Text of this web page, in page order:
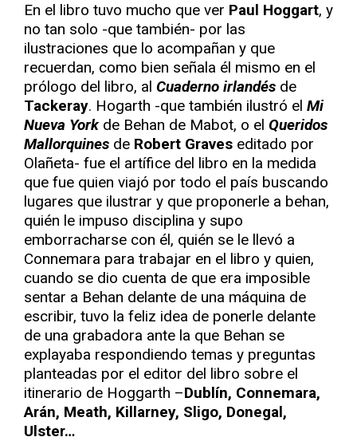
En el libro tuvo mucho que ver Paul Hoggart, y
no tan solo -que también- por las
ilustraciones que lo acompañan y que
recuerdan, como bien señala él mismo en el
prólogo del libro, al Cuaderno irlandés de
Tackeray. Hogarth -que también ilustró el Mi
Nueva Yorkde Behan de Mabot, o el Queridos
Mallorquines de Robert Graves editado por
Olañeta- fue el artífice del libro en la medida
que fue quien viajó por todo el país buscando
lugares que ilustrar y que proponerle a behan,
quién le impuso disciplina y supo
emborracharse con él, quién se le llevó a
Connemara para trabajar en el libro y quien,
cuando se dio cuenta de que era imposible
sentar a Behan delante de una máquina de
escribir, tuvo la feliz idea de ponerle delante
de una grabadora ante la que Behan se
explayaba respondiendo temas y preguntas
planteadas por el editor del libro sobre el
itinerario de Hoggarth –Dublín, Connemara,
Arán, Meath, Killarney, Sligo, Donegal,
Ulster…